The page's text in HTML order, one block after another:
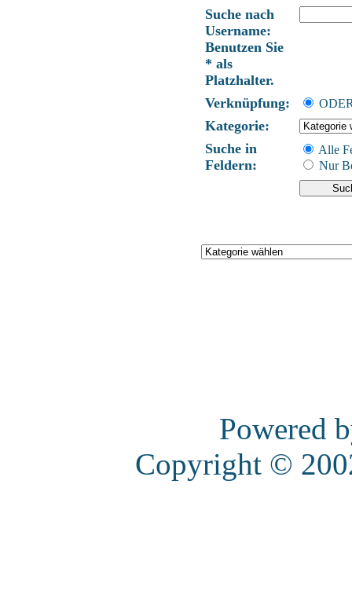
Suche nach
Username:
Benutzen Sie
* als
Platzhalter.
Verknüpfung:
Kategorie:
Suche in
Feldern:
Alle
Nur
Powered
Copyright ©